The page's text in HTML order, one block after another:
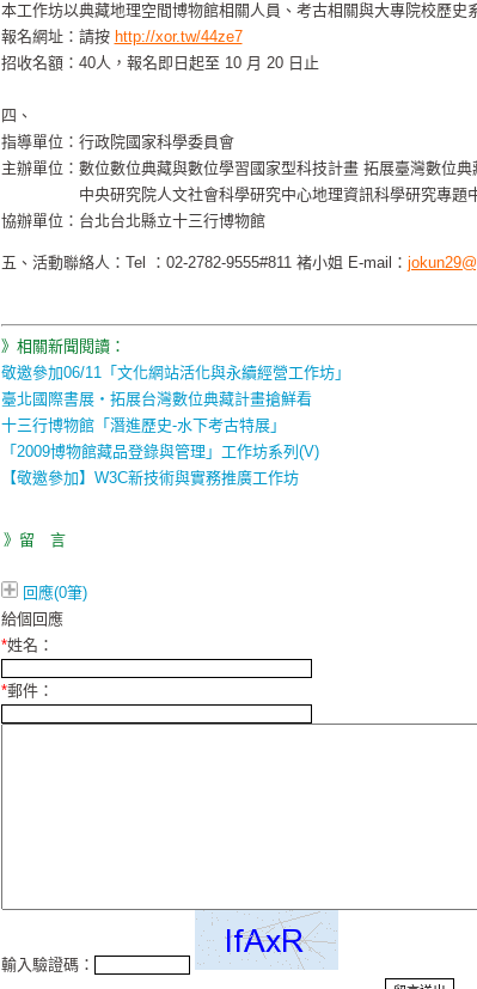
本工作坊以典藏地理空間博物館相關人員、考古相關與大專院校歷史
報名網址：請按 http://xor.tw/44ze7
招收名額：40人，報名即日起至 10 月 20 日止
四、
指導單位：行政院國家科學委員會
主辦單位：數位數位典藏與數位學習國家型科技計畫 拓展臺灣數位典
中央研究院人文社會科學研究中心地理資訊科學研究專題
協辦單位：台北台北縣立十三行博物館
五、活動聯絡人：Tel ：02-2782-9555#811 褚小姐 E-mail：
》相關新聞閱讀：
敬邀參加06/11「文化網站活化與永續經營工作坊」
臺北國際書展‧拓展台灣數位典藏計畫搶鮮看
十三行博物館「潛進歷史-水下考古特展」
「2009博物館藏品登錄與管理」工作坊系列(V)
【敬邀參加】W3C新技術與實務推廣工作坊
》留 言
回應(0筆)
給個回應
*姓名：
*郵件：
輸入驗證碼：